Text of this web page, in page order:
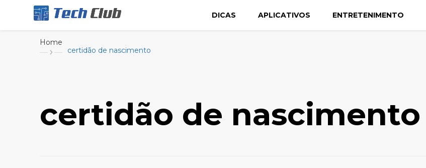
Canal Tech
DICAS APLICATIVOS ENTRETENIMENTO
Home
certidão de nascimento
certidão de nascimento